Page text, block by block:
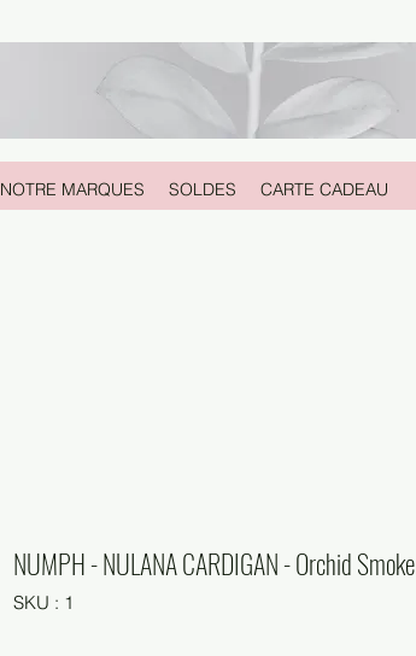
NOTRE MARQUES SOLDES CARTE CADEAU
NUMPH - NULANA CARDIGAN - Orchid Smoke
SKU : 1